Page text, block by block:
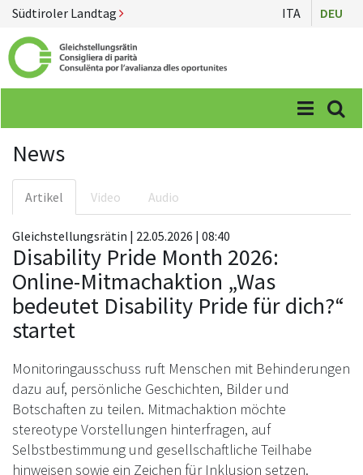
Südtiroler Landtag ITA DEU
Menü
News
Artikel Video Audio
Gleichstellungsrätin | 22.05.2026 | 08:40
Disability Pride Month 2026:
Online-Mitmachaktion „Was
bedeutet Disability Pride für dich?“
startet
Monitoringausschuss ruft Menschen mit Behinderungen
dazu auf, persönliche Geschichten, Bilder und
Botschaften zu teilen. Mitmachaktion möchte
stereotype Vorstellungen hinterfragen, auf
Selbstbestimmung und gesellschaftliche Teilhabe
hinweisen sowie ein Zeichen für Inklusion setzen.